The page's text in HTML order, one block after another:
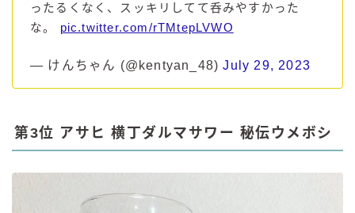
ったるくなく、スッキリしてて呑みやすかった
な。 pic.twitter.com/rTMtepLVWO
— けんちゃん (@kentyan_48)July 29, 2023
第3位 アサヒ 横丁ダルマサワー 秘伝ウメボシ